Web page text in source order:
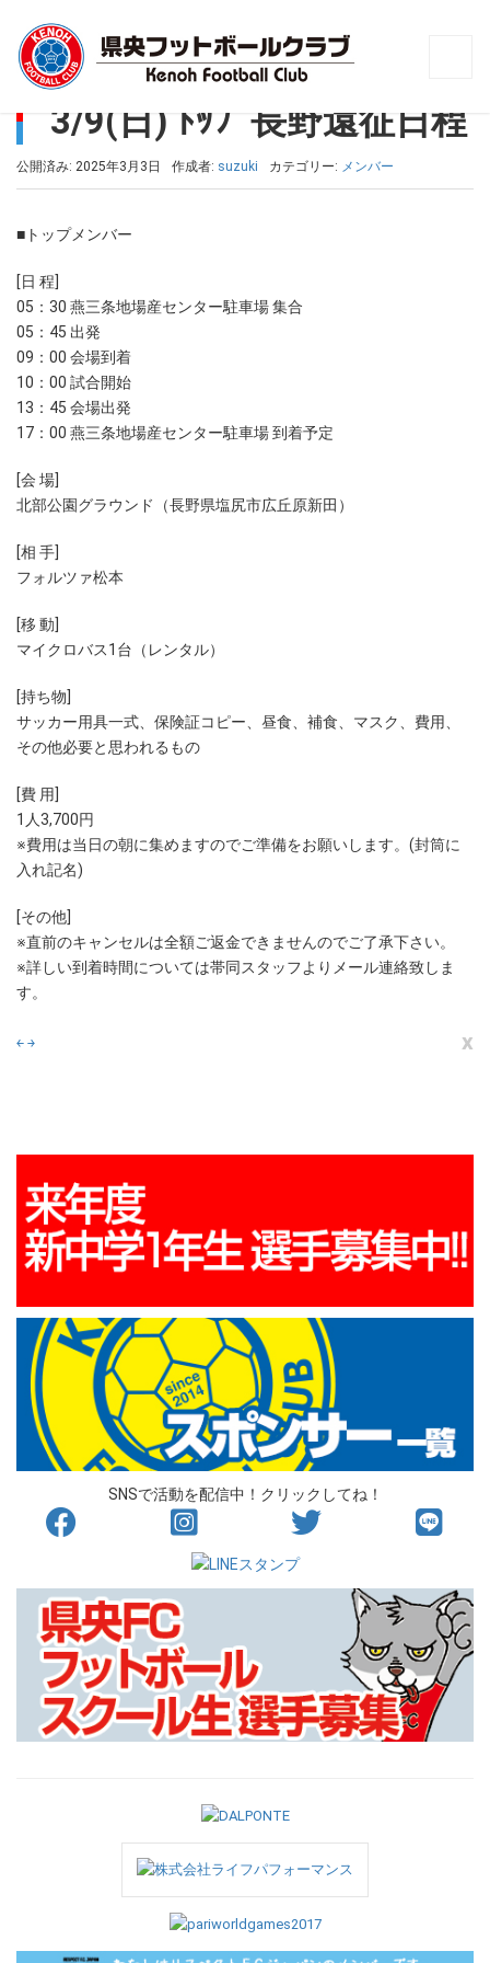
トップ>メンバー>3/9(日) ﾄｯﾌﾟ長野遠征日程
3/9(日) ﾄｯﾌﾟ長野遠征日程
公開済み: 2025年3月3日 作成者: suzuki カテゴリー: メンバー
■トップメンバー
[日 程]
05：30 燕三条地場産センター駐車場 集合
05：45 出発
09：00 会場到着
10：00 試合開始
13：45 会場出発
17：00 燕三条地場産センター駐車場 到着予定
[会 場]
北部公園グラウンド（長野県塩尻市広丘原新田）
[相 手]
フォルツァ松本
[移 動]
マイクロバス1台（レンタル）
[持ち物]
サッカー用具一式、保険証コピー、昼食、補食、マスク、費用、
その他必要と思われるもの
[費 用]
1人3,700円
※費用は当日の朝に集めますのでご準備をお願いします。(封筒に
入れ記名)
[その他]
※直前のキャンセルは全額ご返金できませんのでご了承下さい。
※詳しい到着時間については帯同スタッフよりメール連絡致しま
す。
￩￫ x
SNSで活動を配信中！クリックしてね！